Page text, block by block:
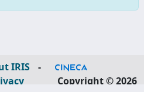
IRIS
-
Copyright © 2026